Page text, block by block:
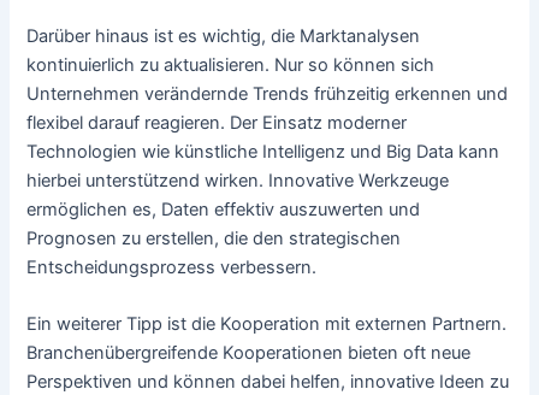
Darüber hinaus ist es wichtig, die Marktanalysen
kontinuierlich zu aktualisieren. Nur so können sich
Unternehmen verändernde Trends frühzeitig erkennen und
flexibel darauf reagieren. Der Einsatz moderner
Technologien wie künstliche Intelligenz und Big Data kann
hierbei unterstützend wirken. Innovative Werkzeuge
ermöglichen es, Daten effektiv auszuwerten und
Prognosen zu erstellen, die den strategischen
Entscheidungsprozess verbessern.
Ein weiterer Tipp ist die Kooperation mit externen Partnern.
Branchenübergreifende Kooperationen bieten oft neue
Perspektiven und können dabei helfen, innovative Ideen zu